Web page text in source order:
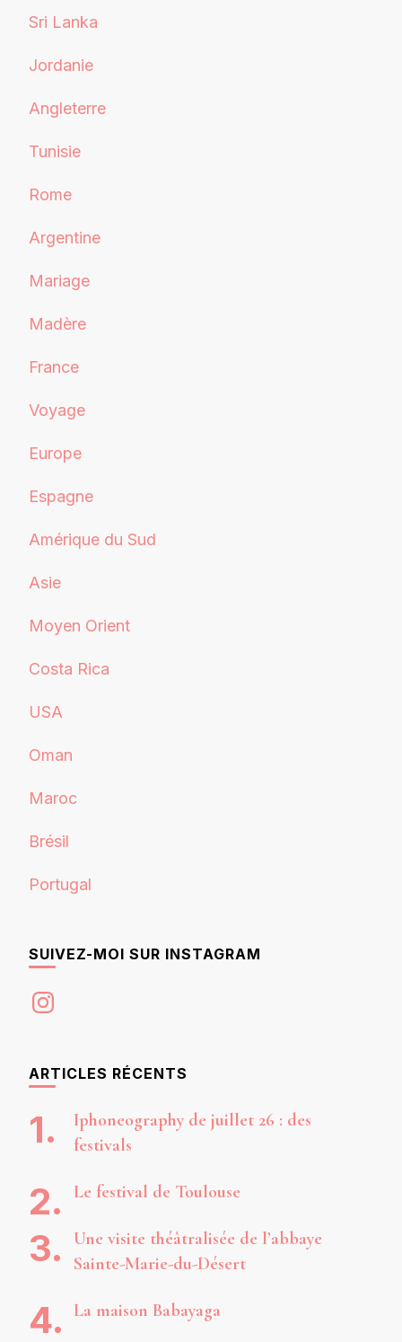
Sri Lanka
Jordanie
Angleterre
Tunisie
Rome
Argentine
Mariage
Madère
France
Voyage
Europe
Espagne
Amérique du Sud
Asie
Moyen Orient
Costa Rica
USA
Oman
Maroc
Brésil
Portugal
SUIVEZ-MOI SUR INSTAGRAM
Instagram
ARTICLES RÉCENTS
Iphoneography de juillet 26 : des
festivals
Le festival de Toulouse
Une visite théâtralisée de l’abbaye
Sainte-Marie-du-Désert
La maison Babayaga